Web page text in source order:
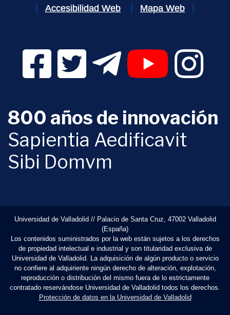
Accesibilidad Web Mapa Web
Facebook Digital UVa (se abrirá en una nueva
Twitter Digital UVa (se abrirá en una
Telegram Digital UVa (se
YouTube Digital
800 años de innovación
Sapientia Aedificavit
Sibi Domvm
Universidad de Valladolid // Palacio de Santa Cruz, 47002 Valladolid
(España)
Los contenidos suministrados por la web están sujetos a los derechos
de propiedad intelectual e industrial y son titularidad exclusiva de
Universidad de Valladolid. La adquisición de algún producto o servicio
no confiere al adquiriente ningún derecho de alteración, explotación,
reproducción o distribución del mismo fuera de lo estrictamente
contratado reservándose Universidad de Valladolid todos los derechos.
Protección de datos en la Universidad de Valladolid